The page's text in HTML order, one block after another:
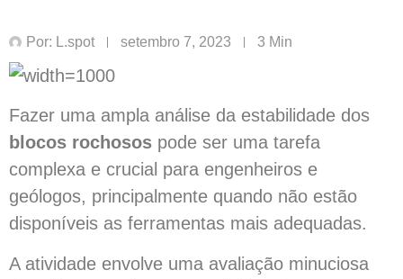
Por: L.spot setembro 7, 2023 3 Min
Fazer uma ampla análise da estabilidade dos
blocos rochosos pode ser uma tarefa
complexa e crucial para engenheiros e
geólogos, principalmente quando não estão
disponíveis as ferramentas mais adequadas.
A atividade envolve uma avaliação minuciosa